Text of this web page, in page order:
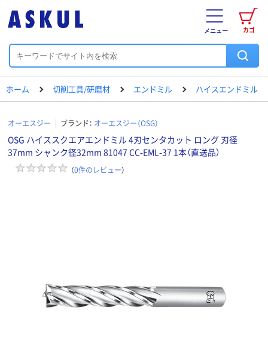
カゴ
メニュー
ホーム 切削工具/研磨材 エンドミル ハイスエンドミル
オーエスジー ブランド： オーエスジー（OSG）
OSG ハイススクエアエンドミル 4刃センタカット ロング 刃径
37mm シャンク径32mm 81047 CC-EML-37 1本（直送品）
（0件のレビュー）